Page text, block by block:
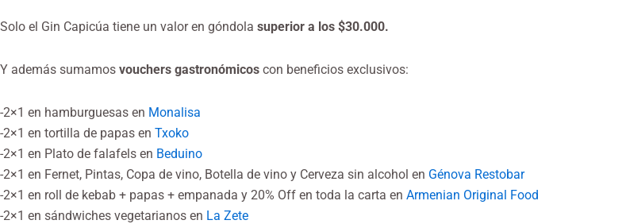
Solo el Gin Capicúa tiene un valor en góndola superior a los $30.000.
Y además sumamos vouchers gastronómicos con beneficios exclusivos:
-2×1 en hamburguesas en Monalisa
-2×1 en tortilla de papas en Txoko
-2×1 en Plato de falafels en Beduino
-2×1 en Fernet, Pintas, Copa de vino, Botella de vino y Cerveza sin alcohol en Génova Restobar
-2×1 en roll de kebab + papas + empanada y 20% Off en toda la carta en Armenian Original Food
-2×1 en sándwiches vegetarianos en La Zete